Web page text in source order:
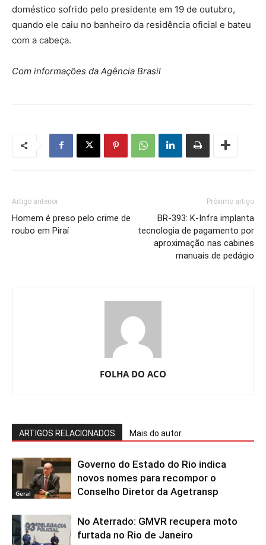
doméstico sofrido pelo presidente em 19 de outubro,
quando ele caiu no banheiro da residência oficial e bateu
com a cabeça.
Com informações da Agência Brasil
Artigo anterior
Homem é preso pelo crime de
roubo em Piraí
Próximo artigo
BR-393: K-Infra implanta
tecnologia de pagamento por
aproximação nas cabines
manuais de pedágio
FOLHA DO ACO
ARTIGOS RELACIONADOS Mais do autor
Geral
Governo do Estado do Rio indica
novos nomes para recompor o
Conselho Diretor da Agetransp
No Aterrado: GMVR recupera moto
furtada no Rio de Janeiro